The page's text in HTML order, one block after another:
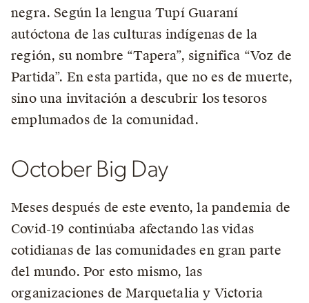
negra. Según la lengua Tupí Guaraní
autóctona de las culturas indígenas de la
región, su nombre “Tapera”, significa “Voz de
Partida”. En esta partida, que no es de muerte,
sino una invitación a descubrir los tesoros
emplumados de la comunidad.
October Big Day
Meses después de este evento, la pandemia de
Covid-19 continúaba afectando las vidas
cotidianas de las comunidades en gran parte
del mundo. Por esto mismo, las
organizaciones de Marquetalia y Victoria